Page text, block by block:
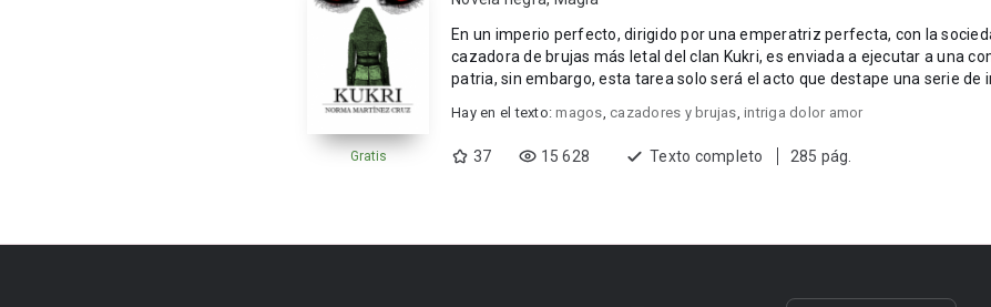
Gratis
En un imperio perfecto, dirigido por una emperatriz perfecta, con la
cazadora de brujas más letal del clan Kukri, es enviada a ejecutar a una
patria, sin embargo, esta tarea solo será el acto que destape una serie de
Hay en el texto:magos, cazadores y brujas, intriga dolor amor
37 15 628 Texto completo 285 pág.